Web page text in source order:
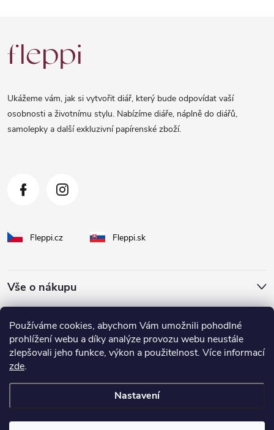
Používáme cookies, abychom Vám umožnili pohodlné
prohlížení webu a díky analýze provozu webu neustále
zlepšovali jeho funkce, výkon a použitelnost. Více informací
zde.
Nastavení
á
Ukážeme vám, jak si vytvořit diář, který bude odpovídat vaší
osobnosti a životnímu stylu. Nabízíme diáře, náplně do diářů,
samolepky a další exkluzivní papírenské zboží.
Fleppi.cz Fleppi.sk
Vše o nákupu
O Fleppi
Inspirace pro vás
Copyright 2026fleppi. Všechna práva vyhrazena.